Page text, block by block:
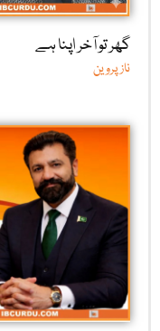
گھر تو آخر اپنا ہے
ناز پروین